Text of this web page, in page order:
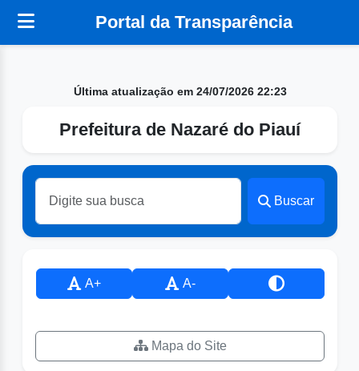
Portal da Transparência
Última atualização em 24/07/2026 22:23
Prefeitura de Nazaré do Piauí
Buscar
A+ A-
Mapa do Site